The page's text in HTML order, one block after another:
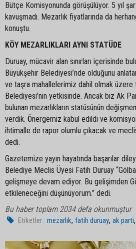
Bütçe Komisyonunda görüşülüyor. 5 yıl
kavuşmadı. Mezarlık fiyatlarında da
konuştu.
KÖY MEZARLIKLARI AYNI STATÜDE
Duruay, mücavir alan sınırları içerisinde
Büyükşehir Belediyesi’nde olduğunu
ve taşra mahallelerimiz dahil olmak üzere
Belediyesi’nin yetkisinde. Ancak biz Ak
bulunan mezarlıkların statüsünün
verdik. Önergemiz kabul edildi ve
ihtimalle de rapor olumlu çıkacak ve
dedi.
Gazetemize yayın hayatında başarılar
Belediye Meclis Üyesi Fatih Duruay
gelişmeye devam ediyor. Bu gelişimden
etkileneceğini düşünüyorum.” dedi.
Bu haber toplam 2034 defa okunmuştur
Etiketler : mezarlık,fatih duruay,ak parti